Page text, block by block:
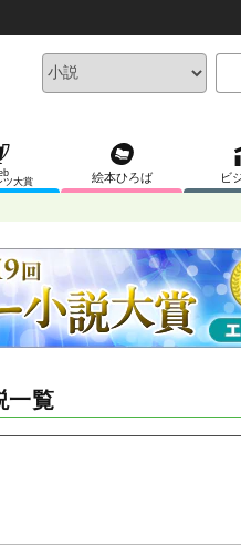
ツ大賞
絵本ひろば ビ
一覧